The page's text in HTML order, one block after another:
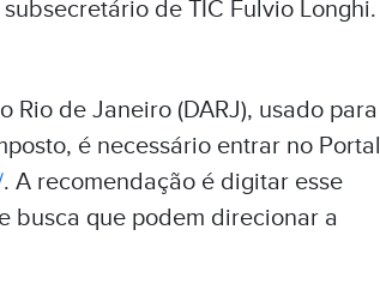
de TIC Fulvio Longhi.
de Janeiro (DARJ), usado
é necessário entrar no
. A recomendação é digitar esse
busca que podem direcionar a